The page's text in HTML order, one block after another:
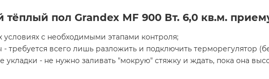
пол Grandex MF 900 Вт. 6,0 кв.м.
с необходимыми этапами контроля;
- требуется всего лишь разложить и подключить терморегулятор
укладки - не нужно заливать "мокрую" стяжку и ждать, пока она